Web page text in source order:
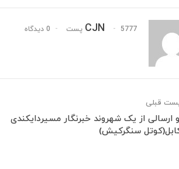
CJN 5777 پست 0 دیدگاه
قبلی
ارسالی از یک شهروند خبرنگار مسیردایکندی
سنگرکیش)